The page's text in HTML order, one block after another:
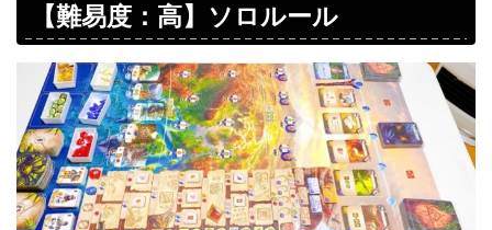
【難易度：高】ソロルール